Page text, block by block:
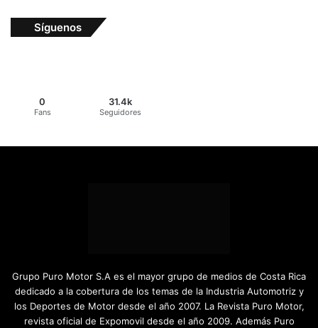
Síguenos
0
Fans
31.4k
Seguidores
Grupo Puro Motor S.A es el mayor grupo de medios de Costa Rica
dedicado a la cobertura de los temas de la Industria Automotriz y
los Deportes de Motor desde el año 2007. La Revista Puro Motor,
revista oficial de Expomovil desde el año 2009. Además Puro